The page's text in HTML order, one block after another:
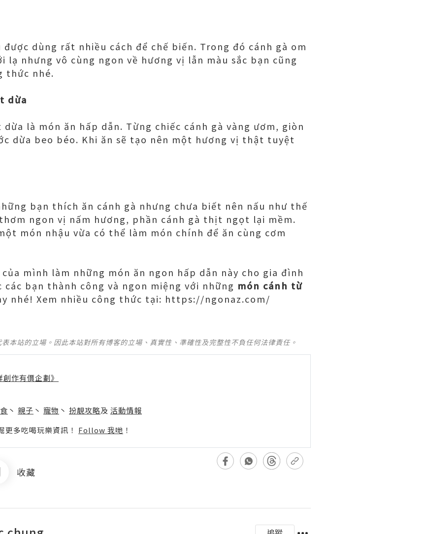
được dùng rất nhiều cách để chế biến. Trong đó cánh gà om
lạ nhưng vô cùng ngon về hương vị lẫn màu sắc bạn cũng
thức nhé.
dừa
dừa là món ăn hấp dẫn. Từng chiếc cánh gà vàng ươm, giòn
dừa beo béo. Khi ăn sẽ tạo nên một hương vị thật tuyệt
bạn thích ăn cánh gà nhưng chưa biết nên nấu như thế
ngon vị nấm hương, phần cánh gà thịt ngọt lại mềm.
món nhậu vừa có thể làm món chính để ăn cùng cơm
mình làm những món ăn ngon hấp dẫn này cho gia đình
bạn thành công và ngon miệng với những món cánh từ
nhé! Xem nhiều công thức tại: https://ngonaz.com/
本站的立場。因此本站對所有博客的立場、真實性、準確性及完整性不負任何法律責任。
作有價企劃》
丶 親子 丶 寵物 丶 扮靚攻略及 活動情報
多吃喝玩樂資訊！ Follow 我哋 ！
收藏